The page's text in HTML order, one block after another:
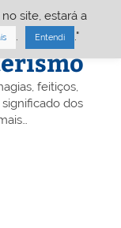
feitiços,
dos
site, estará a
Entendi ."